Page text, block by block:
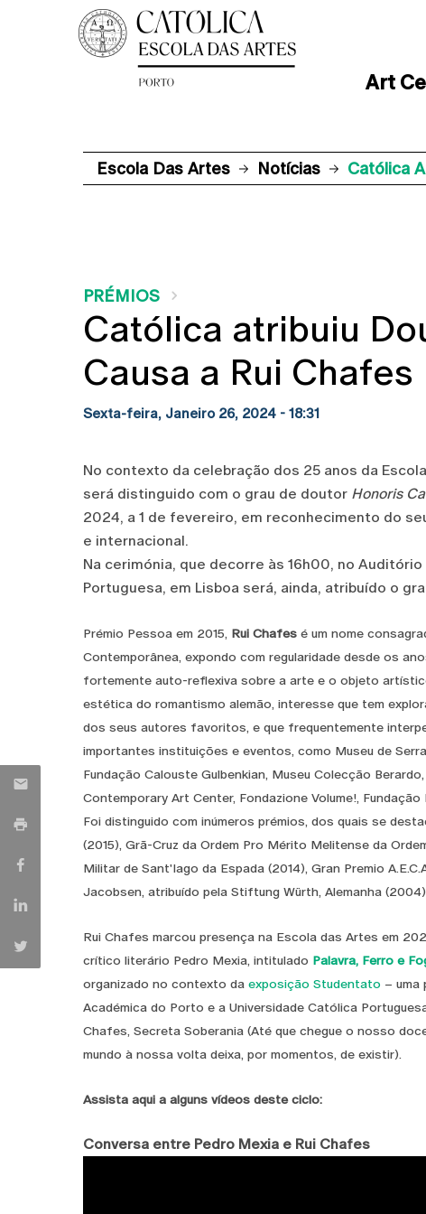
Art
Escola Das Artes Notícias Católica
PRÉMIOS
Católica atribuiu
Causa a Rui Chafes
Sexta-feira, Janeiro 26, 2024 - 18:31
No contexto da celebração dos 25 anos da
será distinguido com o grau de doutor Honoris
2024, a 1 de fevereiro, em reconhecimento do
e internacional.
Na cerimónia, que decorre às 16h00, no
Portuguesa, em Lisboa será, ainda, atribuído o
Prémio Pessoa em 2015, Rui Chafes é um nome
Contemporânea, expondo com regularidade desde os
fortemente auto-reflexiva sobre a arte e o objeto
estética do romantismo alemão, interesse que tem
dos seus autores favoritos, e que frequentemente
importantes instituições e eventos, como Museu de
Fundação Calouste Gulbenkian, Museu Colecção
Contemporary Art Center, Fondazione Volume!, Fundação
Foi distinguido com inúmeros prémios, dos quais se
(2015), Grã-Cruz da Ordem Pro Mérito Melitense da
Militar de Sant'Iago da Espada (2014), Gran Premio
Jacobsen, atribuído pela Stiftung Würth, Alemanha (2004).
Rui Chafes marcou presença na Escola das Artes em
crítico literário Pedro Mexia, intitulado Palavra, Ferro e
organizado no contexto da exposição Studentato – uma
Académica do Porto e a Universidade Católica
Chafes, Secreta Soberania (Até que chegue o nosso
mundo à nossa volta deixa, por momentos, de existir).
Assista aqui a alguns vídeos deste ciclo:
Conversa entre Pedro Mexia e Rui Chafes